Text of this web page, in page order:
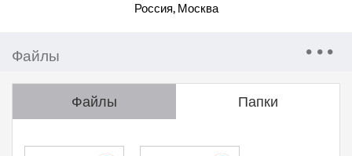
Россия, Москва
Файлы
Файлы Папки